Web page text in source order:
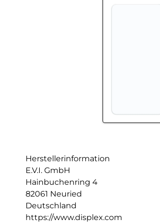
Herstellerinformation
E.V.I. GmbH
Hainbuchenring 4
82061 Neuried
Deutschland
https://www.displex.com